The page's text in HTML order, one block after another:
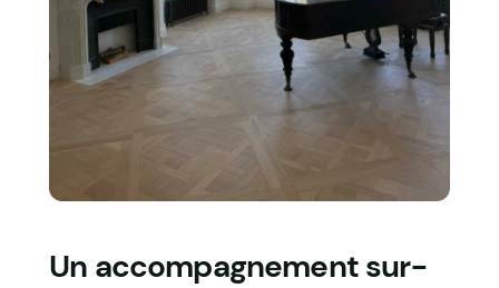
Un accompagnement sur-